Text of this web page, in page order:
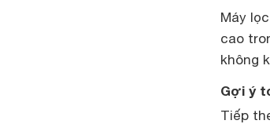
Máy
cao
không
Gợi ý
Tiếp